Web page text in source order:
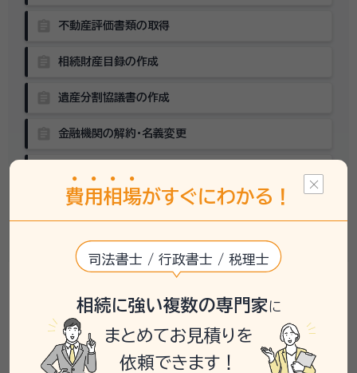
不動産評価書類の取得
相続財産目録の作成
遺産分割協議書の作成
金融機関の解約・名義変更
相続税の申告
（要否の確認を含む）
keyboard_arrow_down
でも大丈夫。
専門家に頼めば 圧倒的にラク！
費用 相場がすぐにわかる！
司法書士 / 行政書士 / 税理士
相続に強い複数の専門家に
まとめてお見積りを
依頼できます！